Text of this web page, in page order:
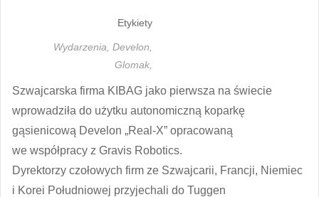
Etykiety
Wydarzenia, Develon,
Glomak,
Szwajcarska firma KIBAG jako pierwsza na świecie
wprowadziła do użytku autonomiczną koparkę
gąsienicową Develon „Real-X” opracowaną
we współpracy z Gravis Robotics.
Dyrektorzy czołowych firm ze Szwajcarii, Francji, Niemiec
i Korei Południowej przyjechali do Tuggen